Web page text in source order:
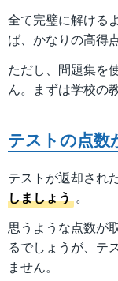
全て完璧に解ける
ば、かなりの高得
ただし、問題集を
ん。まずは学校の
テストの点数
テストが返却され
しましょう 。
思うような点数が
るでしょうが、テ
ません。